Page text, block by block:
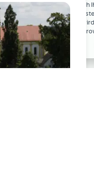
Der KI-Chatbot steht erst nach
Einwilligung in den Cookie-
Verfügung. Der Chat-Verlauf
ausschließlich lokal in Ihrem
gespeichert.